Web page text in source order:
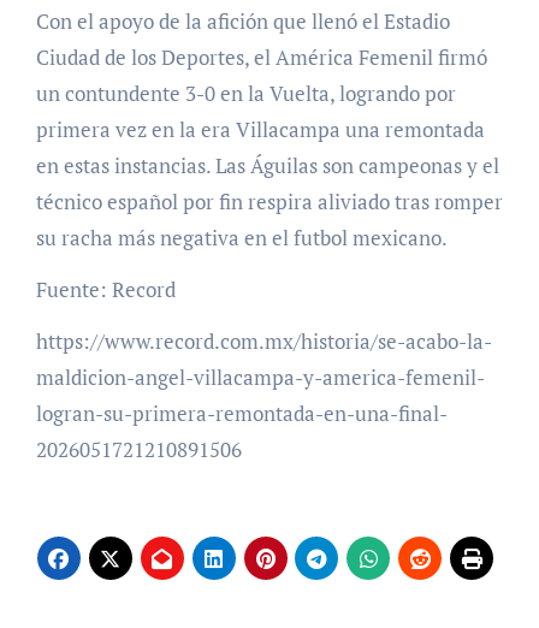
Con el apoyo de la afición que llenó el Estadio
Ciudad de los Deportes, el América Femenil firmó
un contundente 3-0 en la Vuelta, logrando por
primera vez en la era Villacampa una remontada
en estas instancias. Las Águilas son campeonas y el
técnico español por fin respira aliviado tras romper
su racha más negativa en el futbol mexicano.
Fuente: Record
https://www.record.com.mx/historia/se-acabo-la-
maldicion-angel-villacampa-y-america-femenil-
logran-su-primera-remontada-en-una-final-
2026051721210891506